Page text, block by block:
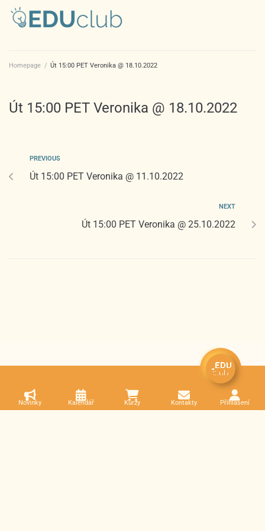
Homepage / Út 15:00 PET Veronika @ 18.10.2022
Út 15:00 PET Veronika @ 18.10.2022
PREVIOUS
Út 15:00 PET Veronika @ 11.10.2022
NEXT
Út 15:00 PET Veronika @ 25.10.2022
Novinky Kalendář Kurzy Kontakty Přihlášení